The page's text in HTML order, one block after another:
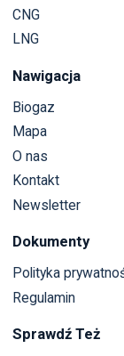
CNG
LNG
Nawigacja
Biogaz
Mapa
O nas
Kontakt
Newsletter
Dokumenty
Polityka
Regulamin
Sprawdź Też